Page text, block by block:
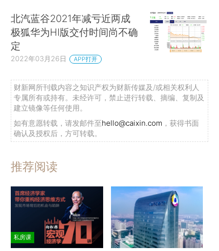
北汽蓝谷2021年减亏近两成
极狐华为HI版交付时间尚不确
定
2022年03月26日 APP打开
财新网所刊载内容之知识产权为财新传媒及/或相关权利人
专属所有或持有。未经许可，禁止进行转载、摘编、复制及
建立镜像等任何使用。
如有意愿转载，请发邮件至hello@caixin.com ，获得书面
确认及授权后，方可转载。
推荐阅读
私房课